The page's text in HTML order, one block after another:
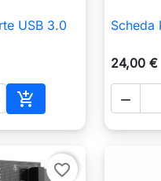
USB 3.0

Aggiungi al carrello
Scheda
24,00 €

favorite_border